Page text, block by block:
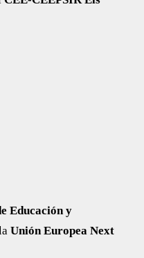
Educación y
Unión Europea Next